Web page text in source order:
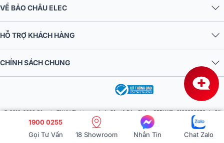
VỀ BẢO CHÂU ELEC
HỖ TRỢ KHÁCH HÀNG
CHÍNH SÁCH CHUNG
© 2016-2026 Công ty TNHH Thương mại và điện tử Bảo Châu. GPDKKD: 0106303879 do Sở
KH & ĐT TP.HN cấp ngày 10/09/2013. Địa chỉ: Tầng 6, tòa nhà MD Complex, số 68 Nguyễn Cơ
Thạch, Phường Từ Liêm, Thành phố Hà Nội, Việt Nam. Điện thoại: 024 730 10 255. Email:
1900 0255
Gọi Tư Vấn
18 Showroom Nhắn Tin Chat Zalo